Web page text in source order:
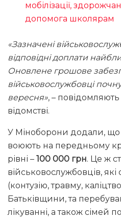
мобілізації,
допомога школярам
«Зазначені
відповідні доплати
Оновлене грошове
військовослужбовці
вересня», –
відомстві.
У Міноборони додали, що
воюють на передньому
рівні – 100 000 грн. Це ж
військовослужбовців,
(контузію, травму,
Батьківщини, та
лікуванні, а також сімей